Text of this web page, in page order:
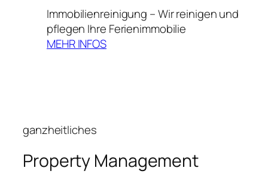
Immobilienreinigung – Wir reinigen und
pflegen Ihre Ferienimmobilie
MEHR INFOS
ganzheitliches
Property Management